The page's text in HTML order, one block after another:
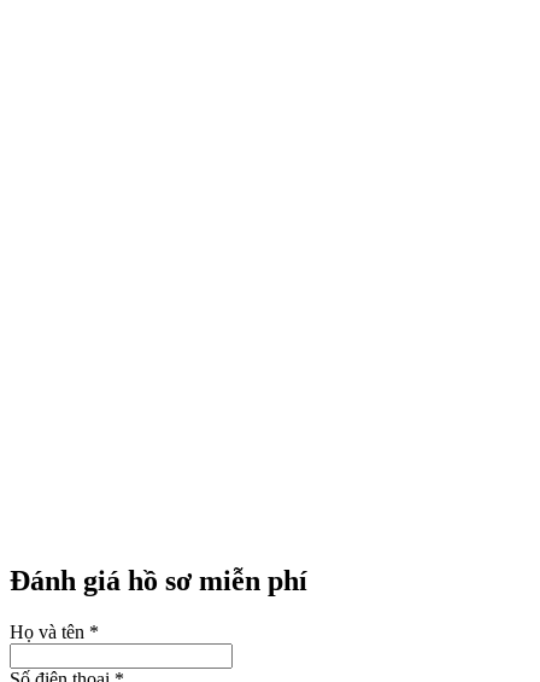
Đánh giá hồ sơ miễn phí
Họ và tên *